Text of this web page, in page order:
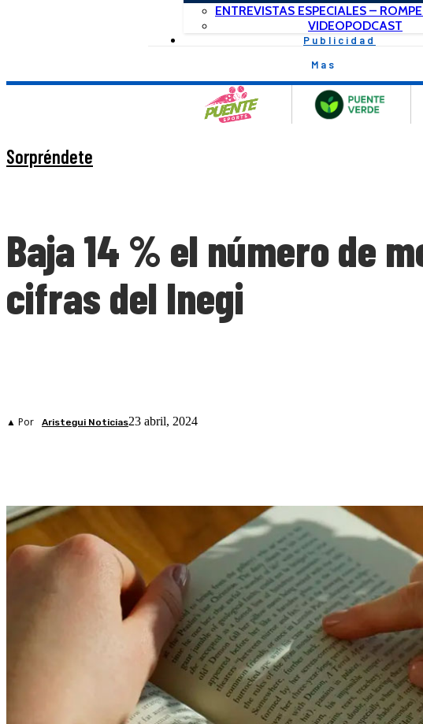
ENTREVISTAS ESPECIALES –
VIDEOPODCAST
Publicidad
Mas
Sorpréndete
Baja 14 % el número de
cifras del Inegi
▲ Por Aristegui Noticias23 abril, 2024